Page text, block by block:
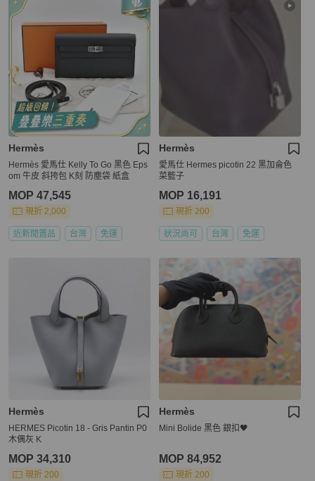
Hermès
Hermès 愛馬仕 Kelly To Go 黑色 Eps
om 牛皮 斜挎包 K刻 防塵袋 紙盒
MOP 47,545
現折 2,000
近新閒置品 台灣 免運
Hermès
愛馬仕 Hermes picotin 22 黑加侖色
菜籃子
MOP 16,191
現折 200
狀況尚可 台灣 免運
Hermès
HERMES Picotin 18 - Gris Pantin P0
木偶灰 K
MOP 34,310
現折 200
Hermès
Mini Bolide 黑色 銀扣🖤
MOP 84,952
現折 200